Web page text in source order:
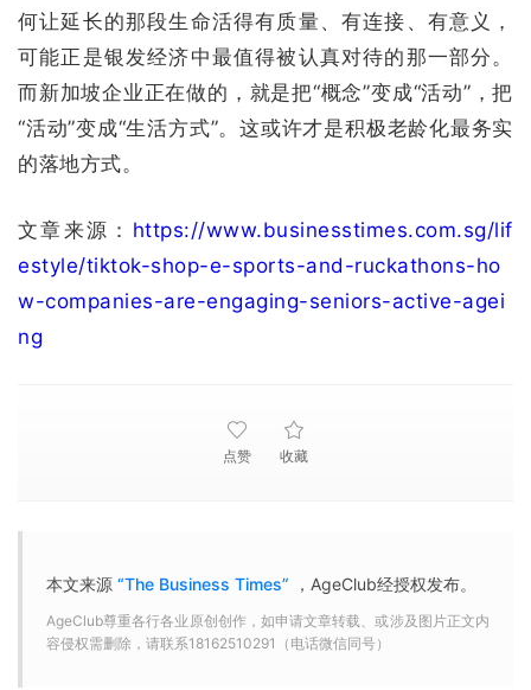
何让延长的那段生命活得有质量、有连接、有意义，
可能正是银发经济中最值得被认真对待的那一部分。
而新加坡企业正在做的，就是把“概念”变成“活动”，把
“活动”变成“生活方式”。这或许才是积极老龄化最务实
的落地方式。
文章来源： https://www.businesstimes.com.sg/lif
estyle/tiktok-shop-e-sports-and-ruckathons-ho
w-companies-are-engaging-seniors-active-agei
ng
点赞 收藏
本文来源 “The Business Times” ，AgeClub经授权发布。
AgeClub尊重各行各业原创创作，如申请文章转载、或涉及图片正文内
容侵权需删除，请联系18162510291（电话微信同号）